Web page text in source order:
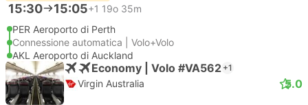
15:30 15:05+1 19o 35m
PER Aeroporto di Perth
Connessione automatica | Volo+Volo
AKL Aeroporto di Auckland
Economy | Volo #VA562 +1
Virgin Australia 5.0